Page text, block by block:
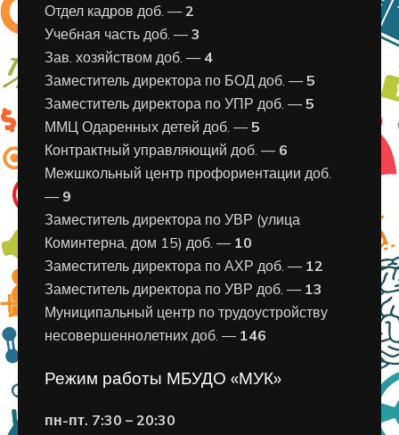
Отдел кадров доб. —2
Учебная часть доб. —3
Зав. хозяйством доб. — 4
Заместитель директора по БОД доб. —5
Заместитель директора по УПР доб. —5
ММЦ Одаренных детей доб. —5
Контрактный управляющий доб. — 6
Межшкольный центр профориентации доб.
— 9
Заместитель директора по УВР (улица
Коминтерна, дом 15) доб. — 10
Заместитель директора по АХР доб. — 12
Заместитель директора по УВР доб. — 13
Муниципальный центр по трудоустройству
несовершеннолетних доб. — 146
Режим работы МБУДО «МУК»
пн-пт. 7:30 – 20:30